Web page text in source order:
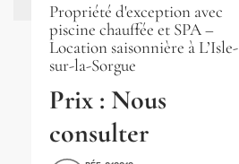
Propriété d'exception avec
piscine chauffée et SPA –
Location saisonnière à L’Isle-
sur-la-Sorgue
Prix : Nous
consulter